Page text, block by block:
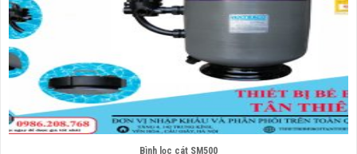
Bình lọc cát SM500